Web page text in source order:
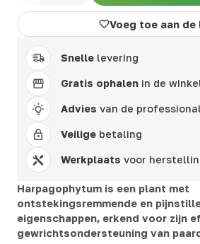
Voeg toe aan de
Snelle levering
Gratis ophalen in de
Advies van de
Veilige betaling
Werkplaats voor
Harpagophytum is een plant met
ontstekingsremmende en
eigenschappen, erkend voor zijn
gewrichtsondersteuning van